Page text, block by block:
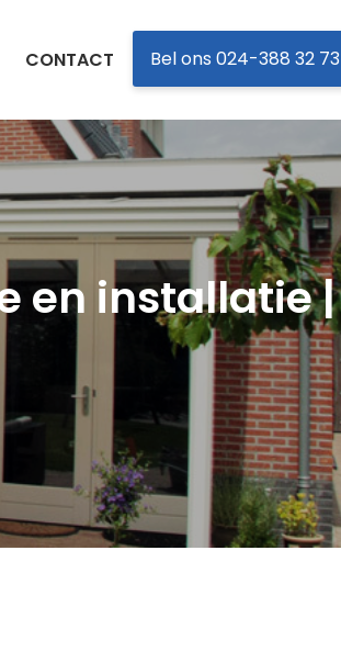
CONTACT Bel ons 024-388 32 73
en installatie |